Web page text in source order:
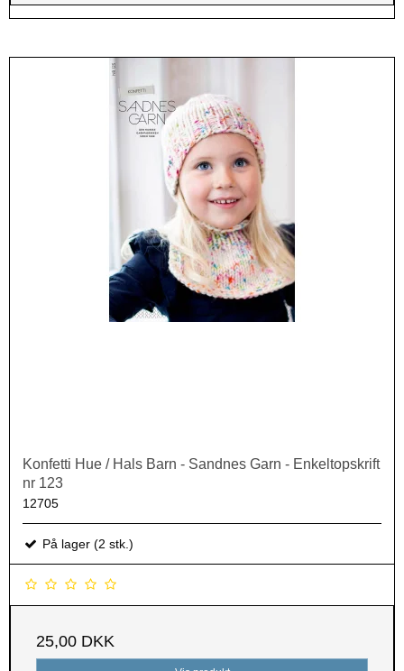
Konfetti Hue / Hals Barn - Sandnes Garn - Enkeltopskrift
nr 123
12705
På lager (2 stk.)
25,00 DKK